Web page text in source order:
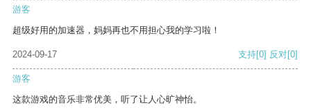
游客
超级好用的加速器，妈妈再也不用担心我的学习啦！
2024-09-17 支持[0] 反对[0]
游客
这款游戏的音乐非常优美，听了让人心旷神怡。